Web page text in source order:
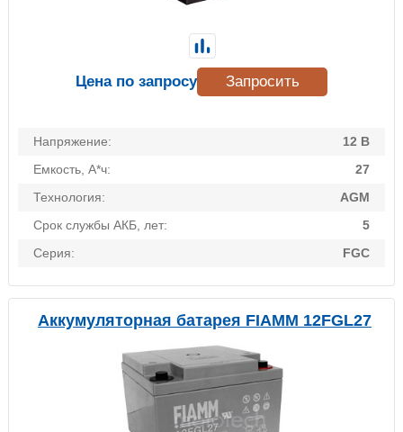
Напряжение:
12 В
Емкость, А*ч:
27
Технология:
AGM
Срок службы АКБ, лет:
5
Серия:
FGC
Цена по запросу Запросить
Аккумуляторная батарея FIAMM 12FGL27